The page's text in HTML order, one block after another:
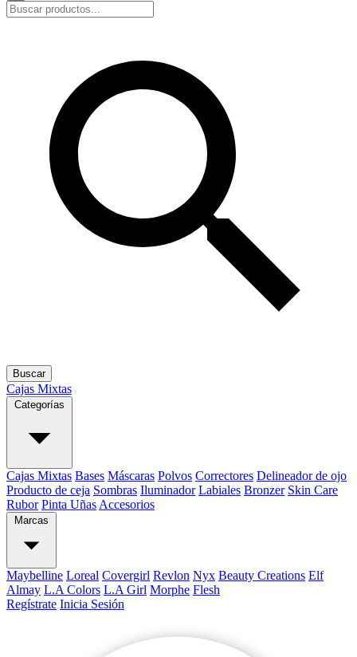
Buscar
Cajas Mixtas
Categorías
Cajas Mixtas Bases Máscaras Polvos Correctores Delineador de ojo
Producto de ceja Sombras Iluminador Labiales Bronzer Skin Care
Rubor Pinta Uñas Accesorios
Marcas
Maybelline Loreal Covergirl Revlon Nyx Beauty Creations Elf
Almay L.A Colors L.A Girl Morphe Flesh
Regístrate Inicia Sesión